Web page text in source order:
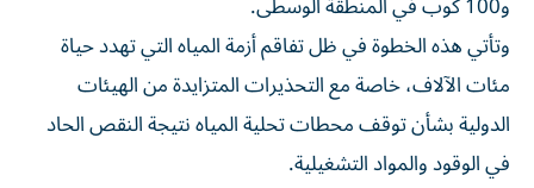
وتأتي هذه الخطوة في ظل تفاقم أزمة المياه التي تهدد حياة
مئات الآلاف، خاصة مع التحذيرات المتزايدة من الهيئات
الدولية بشأن توقف محطات تحلية المياه نتيجة النقص الحاد
في الوقود والمواد التشغيلية.